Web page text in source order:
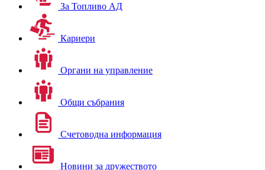
За Топливо АД
Кариери
Органи на управление
Общи събрания
Счетоводна информация
Новини за дружеството